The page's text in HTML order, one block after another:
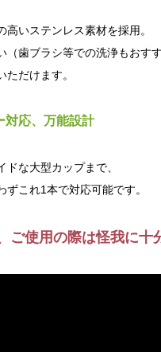
高いステンレス素材を採用。
（歯ブラシ等での洗浄もおすす
だけます。
対応、万能設計
な大型カップまで、
ずこれ1本で対応可能です。
ご使用の際は怪我に十